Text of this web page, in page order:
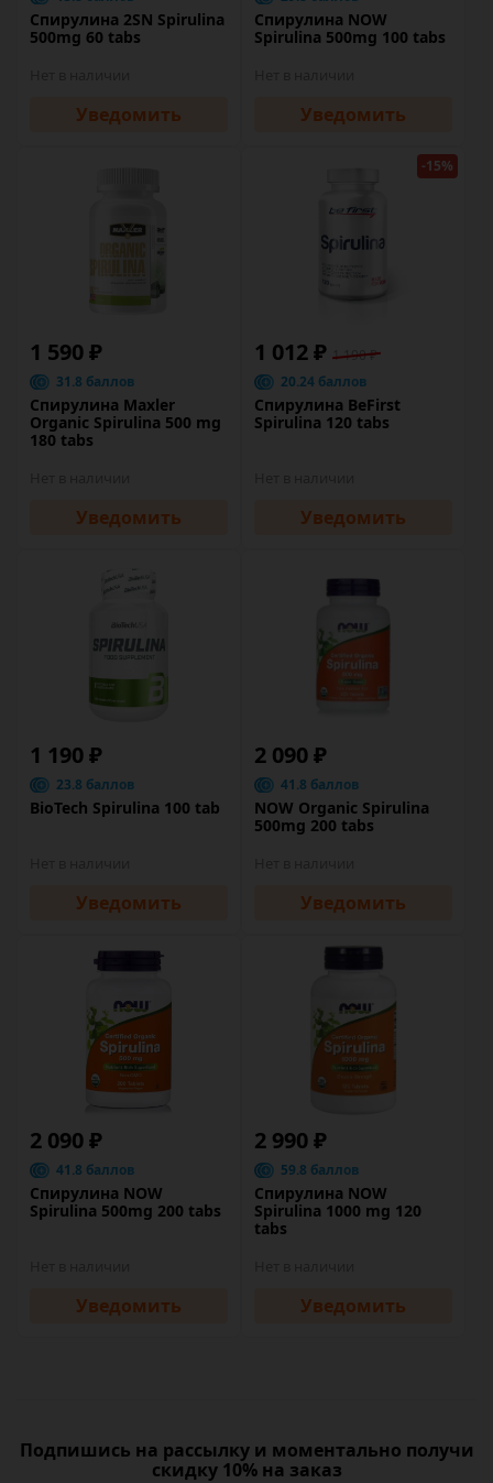
Спирулина 2SN Spirulina
500mg 60 tabs
Уведомить
Спирулина NOW
Spirulina 500mg 100 tabs
Уведомить
1 590 ₽
31.8 баллов
Спирулина Maxler
Organic Spirulina 500 mg
180 tabs
Уведомить
-15%
1 012 ₽ 1 190 ₽
20.24 баллов
Спирулина BeFirst
Spirulina 120 tabs
Уведомить
1 190 ₽
23.8 баллов
BioTech Spirulina 100 tab
Уведомить
2 090 ₽
41.8 баллов
NOW Organic Spirulina
500mg 200 tabs
Уведомить
2 090 ₽
41.8 баллов
Спирулина NOW
Spirulina 500mg 200 tabs
Уведомить
2 990 ₽
59.8 баллов
Спирулина NOW
Spirulina 1000 mg 120
tabs
Уведомить
Подпишись на рассылку и моментально получи
скидку 10% на заказ